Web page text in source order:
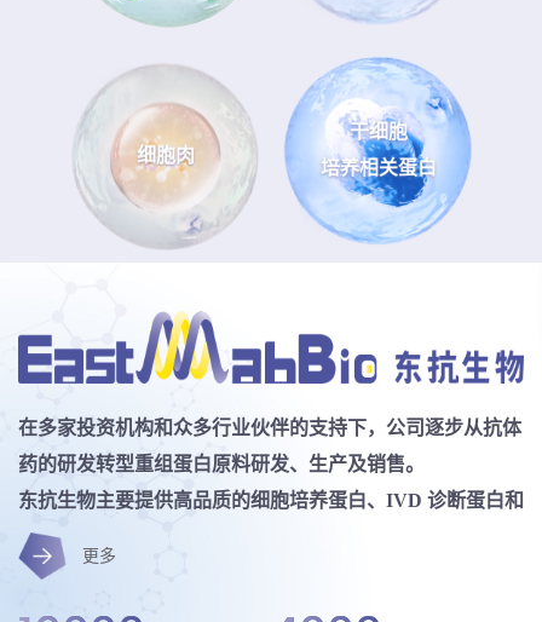
细胞肉
干细胞
培养相关蛋白
在多家投资机构和众多行业伙伴的支持下，公司逐步从抗体
药的研发转型重组蛋白原料研发、生产及销售。
东抗生物主要提供高品质的细胞培养蛋白、IVD 诊断蛋白和
医药/诊断用酶系列产品，及相关技术服务。过去几年，公
司先后投入超亿元，建设了具备规模化供应能力、且符合国
更多